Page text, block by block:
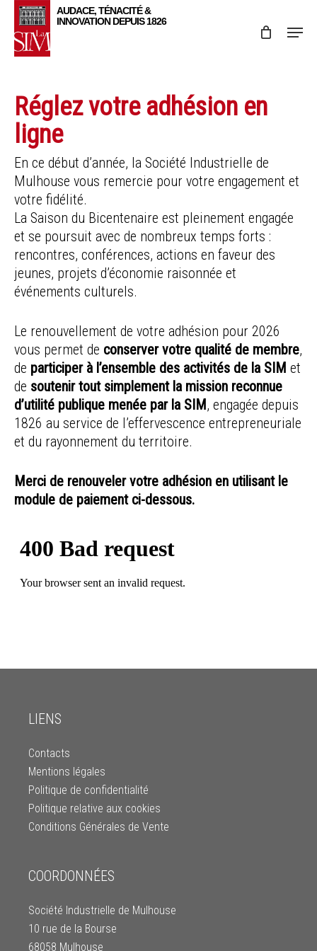
Skip
main
Menu
Réglez votre adhésion en
ligne
En ce début d’année, la Société Industrielle de
Mulhouse vous remercie pour votre engagement et
votre fidélité.
La Saison du Bicentenaire est pleinement engagée
et se poursuit avec de nombreux temps forts :
rencontres, conférences, actions en faveur des
jeunes, projets d’économie raisonnée et
événements culturels.
Le renouvellement de votre adhésion pour 2026
vous permet de conserver votre qualité de membre,
de participer à l’ensemble des activités de la SIM et
de soutenir tout simplement la mission reconnue
d’utilité publique menée par la SIM, engagée depuis
1826 au service de l’effervescence entrepreneuriale
et du rayonnement du territoire.
Merci de renouveler votre adhésion en utilisant le
module de paiement ci-dessous.
LIENS
Contacts
Mentions légales
Politique de confidentialité
Politique relative aux cookies
Conditions Générales de Vente
COORDONNÉES
Société Industrielle de Mulhouse
10 rue de la Bourse
68058 Mulhouse